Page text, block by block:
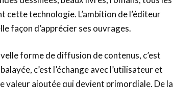
technologie. L’ambition de l’éditeur
façon d’apprécier ses ouvrages.
forme de diffusion de contenus, c’est
c’est l’échange avec l’utilisateur et
valeur ajoutée qui devient primordiale. De la